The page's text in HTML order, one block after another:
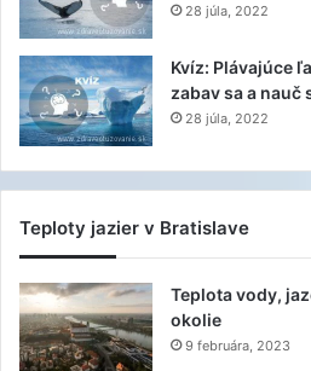
28 júla, 2022
Kvíz: Plávajúce
zabav sa a nauč
28 júla, 2022
Teploty jazier v Bratislave
Teplota vody,
okolie
9 februára, 2023